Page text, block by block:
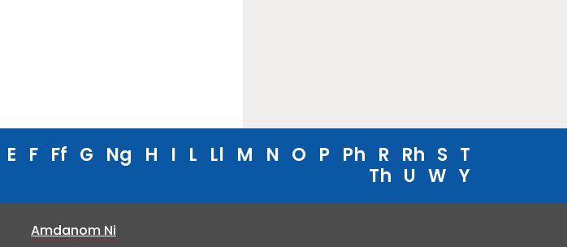
E F Ff G Ng H I L Ll M N O P Ph R Rh S T
Th U W Y
Amdanom Ni